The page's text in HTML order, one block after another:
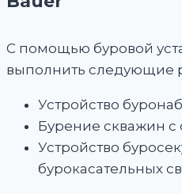
С помощью буровой
выполнить следующие
Устройство
Бурение скважин
Устройство
бурокасательных